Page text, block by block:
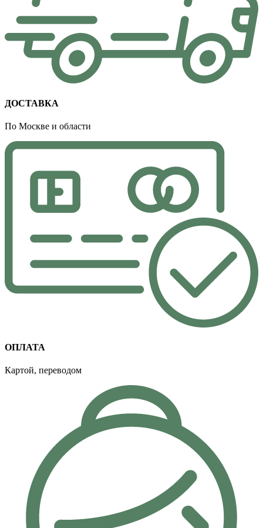
ДОСТАВКА
По Москве и области
ОПЛАТА
Картой, переводом